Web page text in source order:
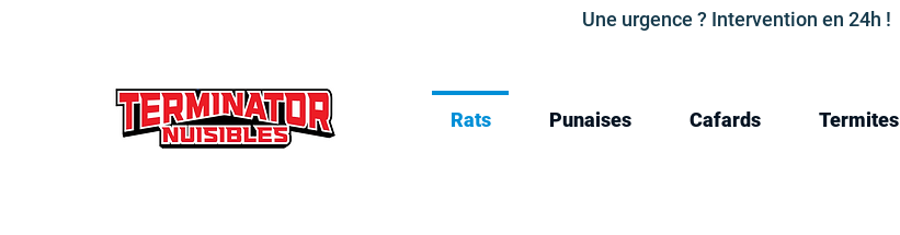
Une urgence ? Intervention en 24h !
Rats Punaises Cafards Termites